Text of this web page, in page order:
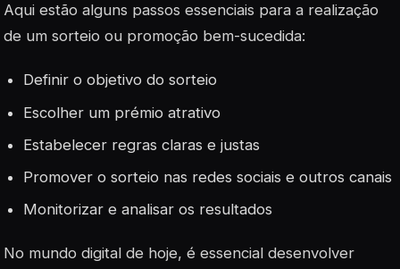
Aqui estão alguns passos essenciais para a realização
de um sorteio ou promoção bem-sucedida:
Definir o objetivo do sorteio
Escolher um prémio atrativo
Estabelecer regras claras e justas
Promover o sorteio nas redes sociais e outros canais
Monitorizar e analisar os resultados
No mundo digital de hoje, é essencial desenvolver